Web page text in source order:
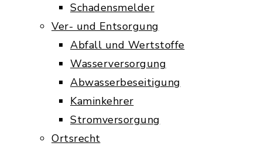
Schadensmelder
Ver- und Entsorgung
Abfall und Wertstoffe
Wasserversorgung
Abwasserbeseitigung
Kaminkehrer
Stromversorgung
Ortsrecht